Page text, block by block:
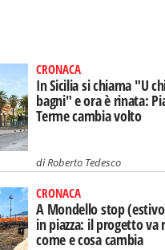
CRONACA
In Sicilia si chiama "U
bagni" e ora è rinata:
Terme cambia volto
diRoberto Tedesco
CRONACA
A Mondello stop
in piazza: il progetto va
come e cosa cambia